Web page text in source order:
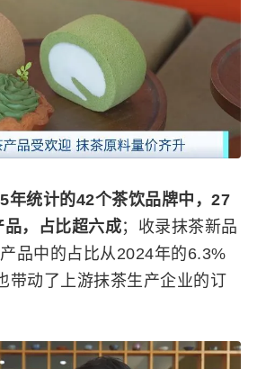
年统计的42个茶饮品牌中，27
，占比超六成；收录抹茶新品
品中的占比从2024年的6.3%
带动了上游抹茶生产企业的订